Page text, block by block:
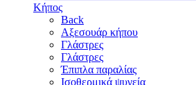
Κήπος
Back
Αξεσουάρ κήπου
Γλάστρες
Γλάστρες
Έπιπλα παραλίας
Ισοθερμικά ψυγεία